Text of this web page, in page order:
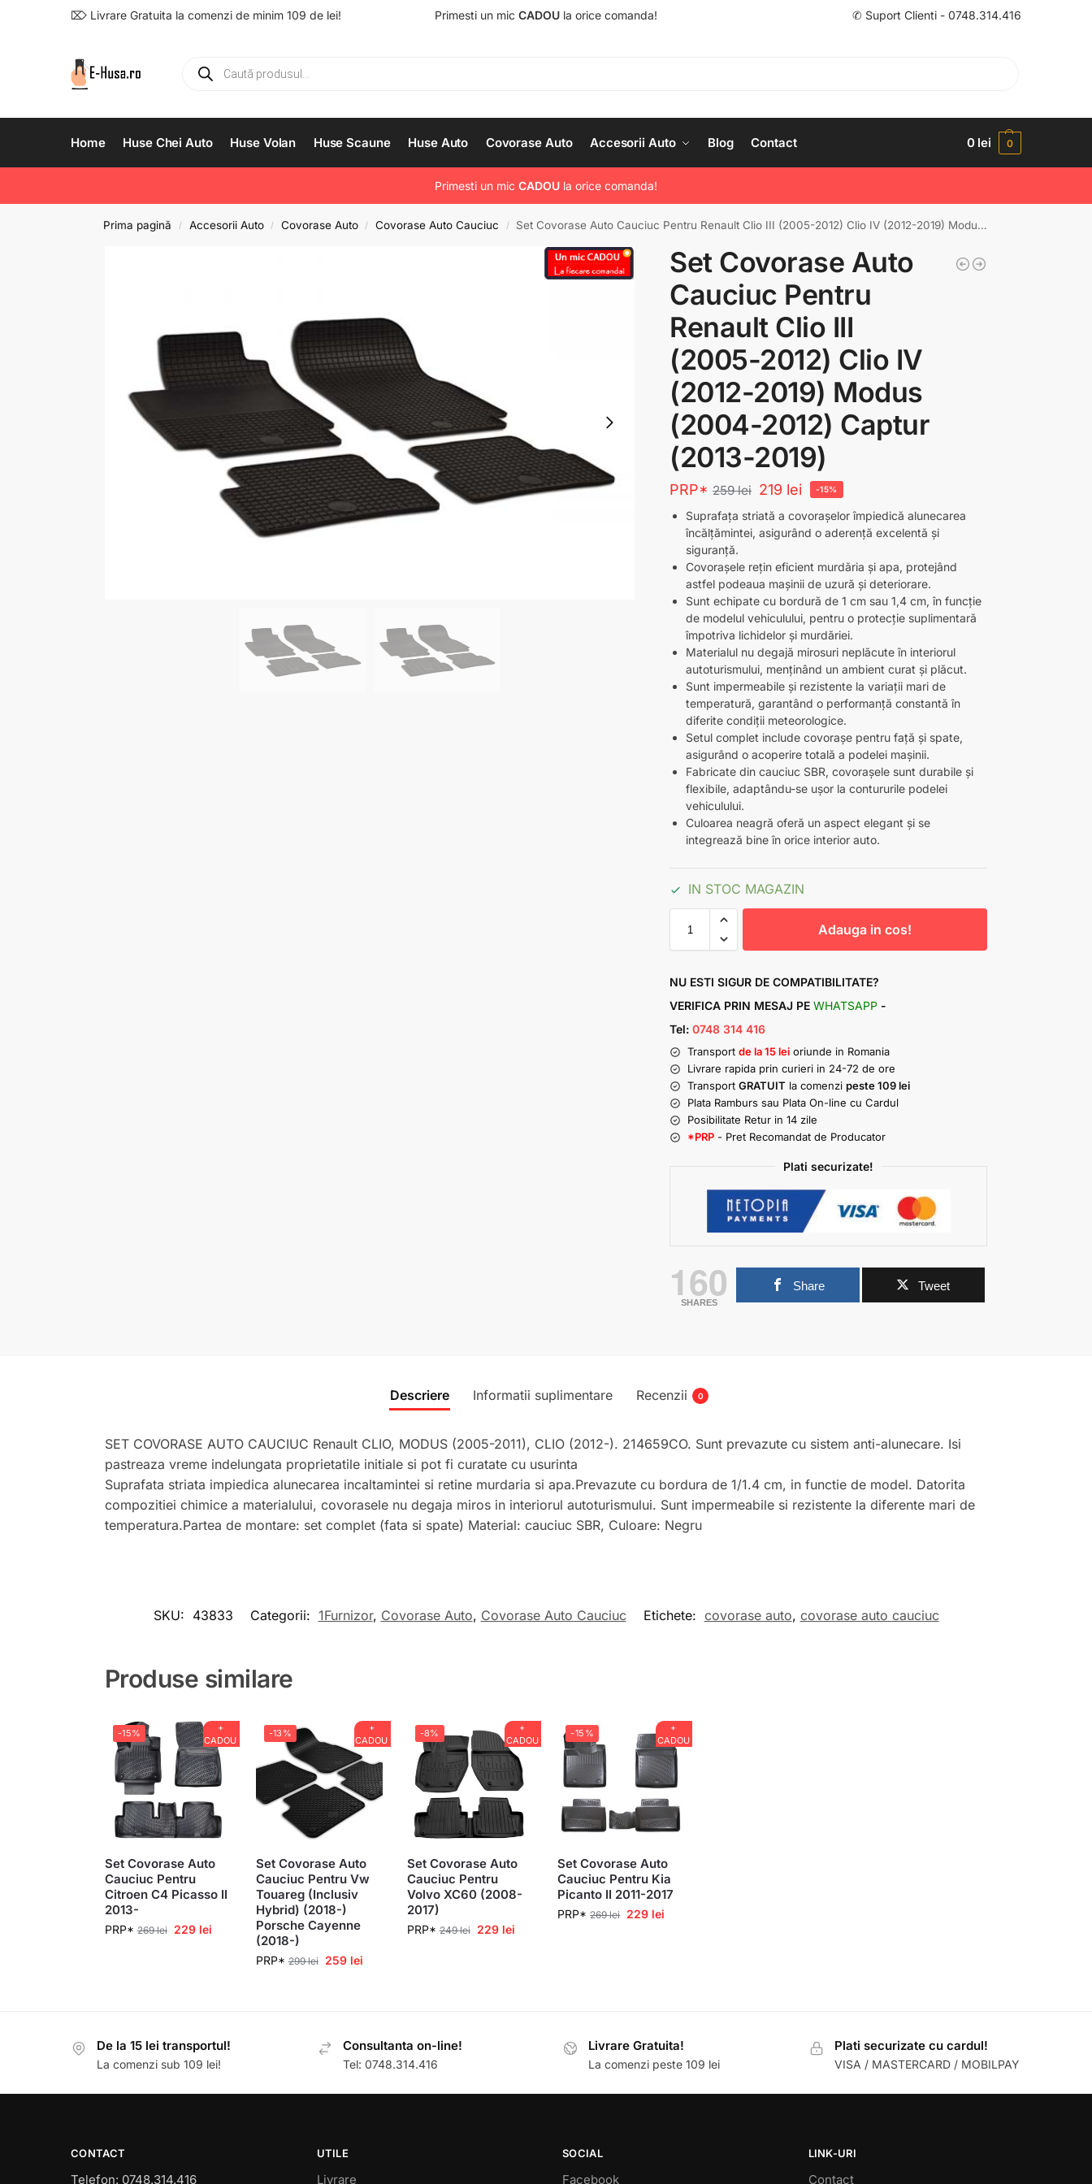
⌦ Livrare Gratuita la comenzi de minim 109 de lei! Primesti un mic CADOU la orice comanda! ✆ Suport Clienti - 0748.314.416
Home Huse Chei Auto Huse Volan Huse Scaune Huse Auto Covorase Auto Accesorii Auto Blog Contact 0 lei 0
Primesti un mic CADOU la orice comanda!
Prima pagină / Accesorii Auto / Covorase Auto / Covorase Auto Cauciuc / Set Covorase Auto Cauciuc Pentru Renault Clio III (2005-2012) Clio IV (2012-2019) Modus (2004-2012) Captur (2013-2019)
Set Covorase Auto
Cauciuc Pentru
Renault Clio III
(2005-2012) Clio IV
(2012-2019) Modus
(2004-2012) Captur
(2013-2019)
PRP*259lei 219 lei -15%
Suprafața striată a covorașelor împiedică alunecarea
încălțămintei, asigurând o aderență excelentă și
siguranță.
Covorașele rețin eficient murdăria și apa, protejând
astfel podeaua mașinii de uzură și deteriorare.
Sunt echipate cu bordură de 1 cm sau 1,4 cm, în funcție
de modelul vehiculului, pentru o protecție suplimentară
împotriva lichidelor și murdăriei.
Materialul nu degajă mirosuri neplăcute în interiorul
autoturismului, menținând un ambient curat și plăcut.
Sunt impermeabile și rezistente la variații mari de
temperatură, garantând o performanță constantă în
diferite condiții meteorologice.
Setul complet include covorașe pentru față și spate,
asigurând o acoperire totală a podelei mașinii.
Fabricate din cauciuc SBR, covorașele sunt durabile și
flexibile, adaptându-se ușor la contururile podelei
vehiculului.
Culoarea neagră oferă un aspect elegant și se
integrează bine în orice interior auto.
IN STOC MAGAZIN
Adauga in cos!
NU ESTI SIGUR DE COMPATIBILITATE?
VERIFICA PRIN MESAJ PEWHATSAPP -
Tel:0748 314 416
Transportde la 15 lei oriunde in Romania
Livrare rapida prin curieri in 24-72 de ore
TransportGRATUIT la comenzipeste 109 lei
Plata Ramburs sau Plata On-line cu Cardul
Posibilitate Retur in 14 zile
*PRP - Pret Recomandat de Producator
Plati securizate!
160
SHARES
Share Tweet
Descriere Informatii suplimentare Recenzii 0
SET COVORASE AUTO CAUCIUC Renault CLIO, MODUS (2005-2011), CLIO (2012-). 214659CO. Sunt prevazute cu sistem anti-alunecare. Isi
pastreaza vreme indelungata proprietatile initiale si pot fi curatate cu usurinta
Suprafata striata impiedica alunecarea incaltamintei si retine murdaria si apa.Prevazute cu bordura de 1/1.4 cm, in functie de model. Datorita
compozitiei chimice a materialului, covorasele nu degaja miros in interiorul autoturismului. Sunt impermeabile si rezistente la diferente mari de
temperatura.Partea de montare: set complet (fata si spate) Material: cauciuc SBR, Culoare: Negru
SKU: 43833 Categorii: 1Furnizor, Covorase Auto, Covorase Auto Cauciuc Etichete: covorase auto, covorase auto cauciuc
Produse similare
+
CADOU
-15%
Set Covorase Auto
Cauciuc Pentru
Citroen C4 Picasso II
2013-
PRP* 269lei 229 lei
+
CADOU
-13%
Set Covorase Auto
Cauciuc Pentru Vw
Touareg (Inclusiv
Hybrid) (2018-)
Porsche Cayenne
(2018-)
PRP*299lei 259 lei
+
CADOU
-8%
Set Covorase Auto
Cauciuc Pentru
Volvo XC60 (2008-
2017)
PRP*249lei 229 lei
+
CADOU
-15%
Set Covorase Auto
Cauciuc Pentru Kia
Picanto II 2011-2017
PRP*269lei 229 lei
De la 15 lei transportul!
La comenzi sub 109 lei!
Consultanta on-line!
Tel: 0748.314.416
Livrare Gratuita!
La comenzi peste 109 lei
Plati securizate cu cardul!
VISA / MASTERCARD / MOBILPAY
CONTACT
Telefon: 0748.314.416
UTILE
Livrare
SOCIAL
Facebook
LINK-URI
Contact